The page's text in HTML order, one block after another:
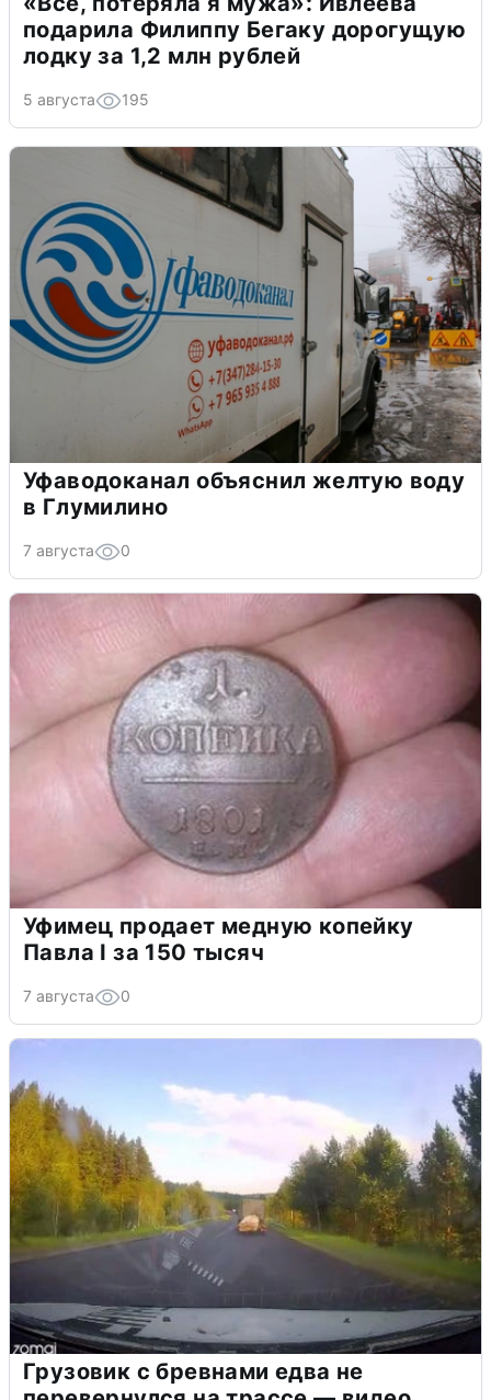
подарила Филиппу Бегаку дорогущую
лодку за 1,2 млн рублей
5 августа 195
Уфаводоканал объяснил желтую воду
в Глумилино
7 августа 0
Уфимец продает медную копейку
Павла I за 150 тысяч
7 августа 0
Грузовик с бревнами едва не